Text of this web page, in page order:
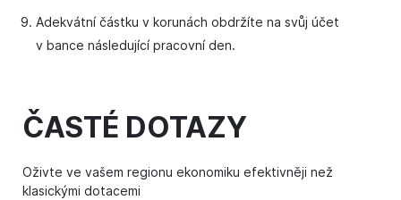
Adekvátní částku v korunách obdržíte na svůj účet
v bance následující pracovní den.
ČASTÉ DOTAZY
Oživte ve vašem regionu ekonomiku efektivněji než
klasickými dotacemi